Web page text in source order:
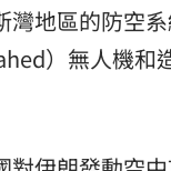
灣地區的防空
）無人機和